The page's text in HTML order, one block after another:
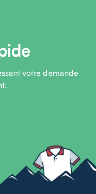
votre demande